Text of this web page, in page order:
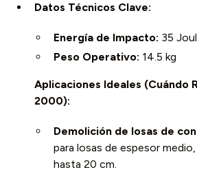
Datos Técnicos Clave:
Energía de Impacto: 35
Peso Operativo: 14.5 kg
Aplicaciones Ideales (Cuándo
2000):
Demolición de losas de
para losas de espesor
hasta 20 cm.